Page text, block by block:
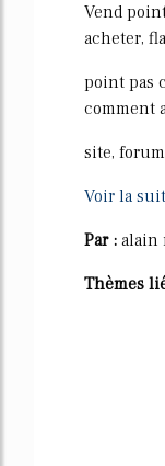
Vend
acheter,
point pas
comment
site,
Voir la
Par : alain
Thèmes